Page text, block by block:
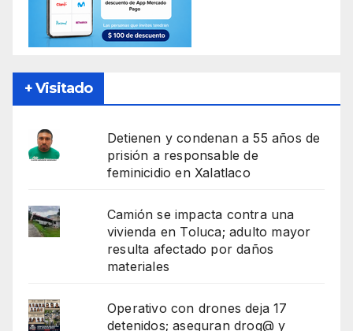
+ Visitado
Detienen y condenan a 55 años de
prisión a responsable de
feminicidio en Xalatlaco
Camión se impacta contra una
vivienda en Toluca; adulto mayor
resulta afectado por daños
materiales
Operativo con drones deja 17
detenidos; aseguran drog@ y